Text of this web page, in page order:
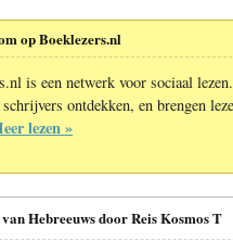
op Boeklezers.nl
is een netwerk voor sociaal
schrijvers ontdekken, en brengen
lezen »
van Hebreeuws door Reis Kosmos T